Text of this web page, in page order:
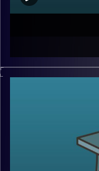
מדינת ישראל מארק
המזרח תיכוני,
ולמרות זאת,
קרה? ואיזה